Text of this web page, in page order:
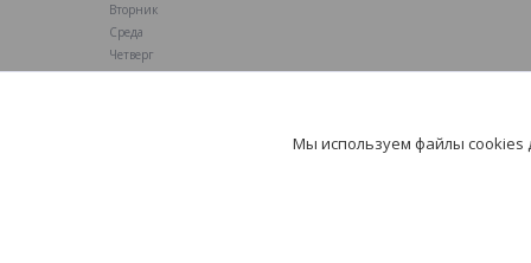
Вторник
Среда
Четверг
Пятница
Мы используем файлы cookies